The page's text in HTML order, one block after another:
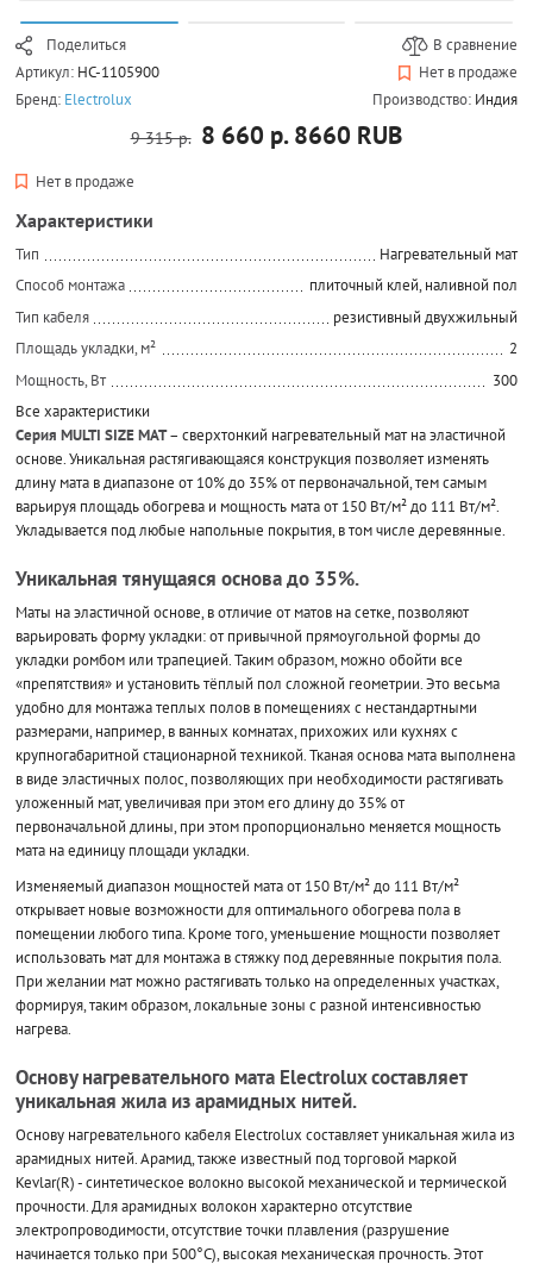
Поделиться
В сравнение
Артикул: НС-1105900
Нет в продаже
Бренд: Electrolux Производство: Индия
9 315 р. 8 660 р. 8660 RUB
Нет в продаже
Характеристики
Тип
Нагревательный мат
Способ монтажа
плиточный клей, наливной пол
Тип кабеля
резистивный двухжильный
Площадь укладки, м²
2
Мощность, Вт
300
Все характеристики
Серия MULTI SIZE MAT– сверхтонкий нагревательный мат на эластичной
основе. Уникальная растягивающаяся конструкция позволяет изменять
длину мата в диапазоне от 10% до 35% от первоначальной, тем самым
варьируя площадь обогрева и мощность мата от 150 Вт/м² до 111 Вт/м².
Укладывается под любые напольные покрытия, в том числе деревянные.
Уникальная тянущаяся основа до 35%.
Маты на эластичной основе, в отличие от матов на сетке, позволяют
варьировать форму укладки: от привычной прямоугольной формы до
укладки ромбом или трапецией. Таким образом, можно обойти все
«препятствия» и установить тёплый пол сложной геометрии. Это весьма
удобно для монтажа теплых полов в помещениях с нестандартными
размерами, например, в ванных комнатах, прихожих или кухнях с
крупногабаритной стационарной техникой. Тканая основа мата выполнена
в виде эластичных полос, позволяющих при необходимости растягивать
уложенный мат, увеличивая при этом его длину до 35% от
первоначальной длины, при этом пропорционально меняется мощность
мата на единицу площади укладки.
Изменяемый диапазон мощностей мата от 150 Вт/м² до 111 Вт/м²
открывает новые возможности для оптимального обогрева пола в
помещении любого типа. Кроме того, уменьшение мощности позволяет
использовать мат для монтажа в стяжку под деревянные покрытия пола.
При желании мат можно растягивать только на определенных участках,
формируя, таким образом, локальные зоны с разной интенсивностью
нагрева.
Основу нагревательного мата Electrolux составляет
уникальная жила из арамидных нитей.
Основу нагревательного кабеля Electrolux составляет уникальная жила из
арамидных нитей. Арамид, также известный под торговой маркой
Kevlar(R) - синтетическое волокно высокой механической и термической
прочности. Для арамидных волокон характерно отсутствие
электропроводимости, отсутствие точки плавления (разрушение
начинается только при 500°С), высокая механическая прочность. Этот